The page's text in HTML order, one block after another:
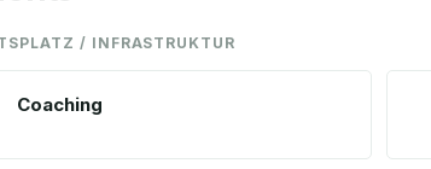
/ INFRASTRUKTUR
Coaching